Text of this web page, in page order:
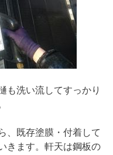
も洗い流してすっかり
、既存塗膜・付着して
きます。軒天は鋼板の